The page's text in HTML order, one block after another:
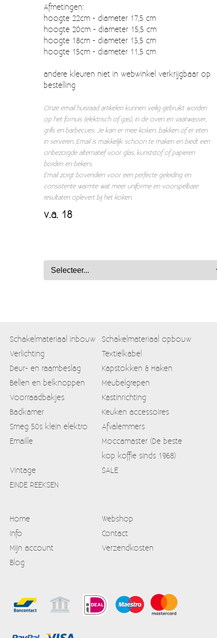
Vintage
EINDE REEKSEN
Afmetingen:
hoogte 22cm - diameter 17,5 cm
hoogte 20cm - diameter 15,5 cm
hoogte 18cm - diameter 13,5 cm
hoogte 15cm - diameter 11,5 cm
andere kleuren niet in webwinkel verkrijgbaar op
bestelling
Onze email huisraad artikelen kunnen veilig gebruikt worden
op het fornuis (elektrisch of gas), in de oven en vaatwasser,
grills en barbecues. Je kan er mee koken, bakken of er eten
in serveren. Email is makkelijk schoon te maken en biedt een
onbezorgde alternatief voor glas, kunststof of papieren
borden en bekers.
Email zorgt bovendien voor een perfecte geleiding en
consistente warmte wat meer uniforme en voorspelbare
resultaten oplevert bij het koken.
v.a. 18
Schakelmateriaal inbouw
Schakelmateriaal opbouw
Verlichting
Textielkabel
Deur- en raambeslag
Kapstokken & Haken
Bellen en belknoppen
Meubelgrepen
Voorraadbakjes
Kastinrichting
Badkamer
Keuken accessoires
Smeg 50s klein elektro
Afvalemmers
Emaille
Moccamaster (De beste
kop koffie sinds 1968)
Vintage
SALE
EINDE REEKSEN
Home
Webshop
Info
Contact
Mijn account
Verzendkosten
Blog